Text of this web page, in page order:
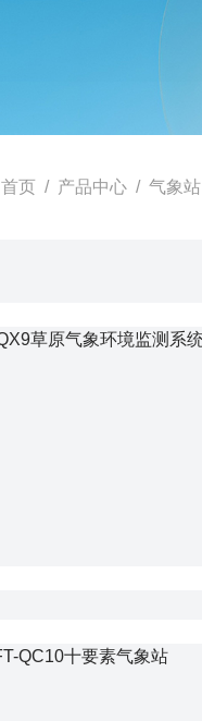
首页 / 产品中心 / 气象站